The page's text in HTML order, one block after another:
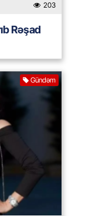
203
Rəşad
Gündəm